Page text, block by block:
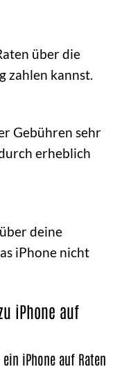
über die
zahlen kannst.
Gebühren sehr
erheblich
deine
iPhone nicht
iPhone auf
iPhone auf Raten